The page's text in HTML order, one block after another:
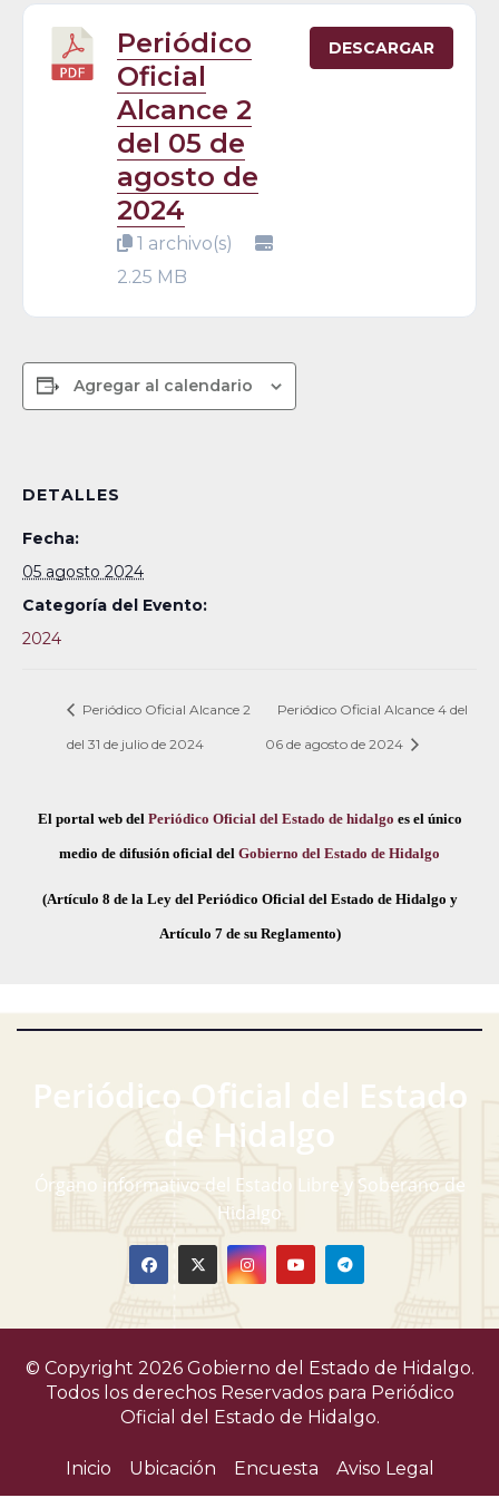
Periódico
Oficial
Alcance 2
del 05 de
agosto de
2024
1 archivo(s)
2.25 MB
DESCARGAR
Agregar al calendario
DETALLES
Fecha:
05 agosto 2024
Categoría del Evento:
2024
Periódico Oficial Alcance 2
del 31 de julio de 2024
Periódico Oficial Alcance 4 del
06 de agosto de 2024
El portal web del Periódico Oficial del Estado de hidalgo es el único
medio de difusión oficial del Gobierno del Estado de Hidalgo
(Artículo 8 de la Ley del Periódico Oficial del Estado de Hidalgo y
Artículo 7 de su Reglamento)
Periódico Oficial del Estado
de Hidalgo
Órgano informativo del Estado Libre y Soberano de
Hidalgo
© Copyright 2026 Gobierno del Estado de Hidalgo.
Todos los derechos Reservados para Periódico
Oficial del Estado de Hidalgo.
Inicio Ubicación Encuesta Aviso Legal